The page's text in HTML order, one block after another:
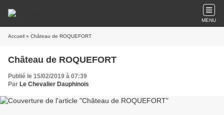
MENU
Accueil » Château de ROQUEFORT
Château de ROQUEFORT
Publié le 15/02/2019 à 07:39
Par Le Chevalier Dauphinois